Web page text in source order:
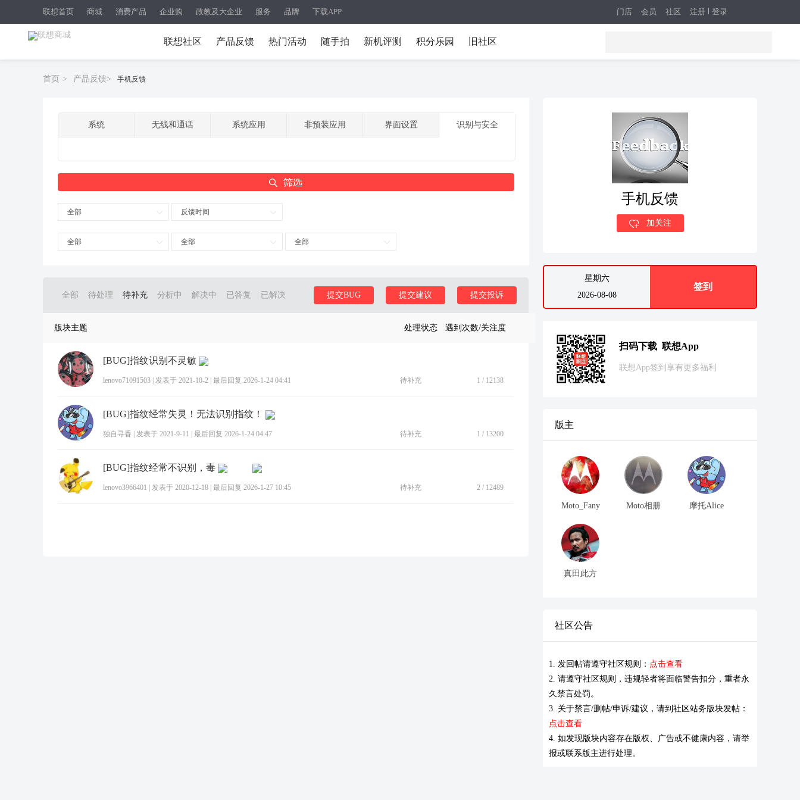
联想首页 商城 消费产品 企业购 政教及大企业 服务 品牌 下载APP 注册 登录
门店 会员 社区
联想社区 产品反馈 热门活动 随手拍 新机评测 积分乐园 旧社区
首页 > 产品反馈> 手机反馈
系统 无线和通话 系统应用 非预装应用 界面设置 识别与安全
全部 反馈时间
全部 全部 全部
全部 待处理 待补充 分析中 解决中 已答复 已解决 提交投诉
提交建议
提交BUG
版块主题 处理状态 遇到次数/关注度
[BUG]指纹识别不灵敏
lenovo71091503 发表于 2021-10-2 最后回复 2026-1-24 04:41 待补充 1 / 12138
[BUG]指纹经常失灵！无法识别指纹！
独自寻香 发表于 2021-9-11 最后回复 2026-1-24 04:47 待补充 1 / 13200
[BUG]指纹经常不识别，毒
lenovo3966401 发表于 2020-12-18 最后回复 2026-1-27 10:45 待补充 2 / 12489
手机反馈
加关注
星期六
2026-08-08
签到
扫码下载 联想App
联想App签到享有更多福利
版主
Moto_Fany Moto相册 摩托Alice
真田此方
社区公告
1. 发回帖请遵守社区规则： 点击查看
2. 请遵守社区规则，违规轻者将面临警告扣分，重者永
久禁言处罚。
3. 关于禁言/删帖/申诉/建议，请到社区站务版块发帖：
点击查看
4. 如发现版块内容存在版权、广告或不健康内容，请举
报或联系版主进行处理。